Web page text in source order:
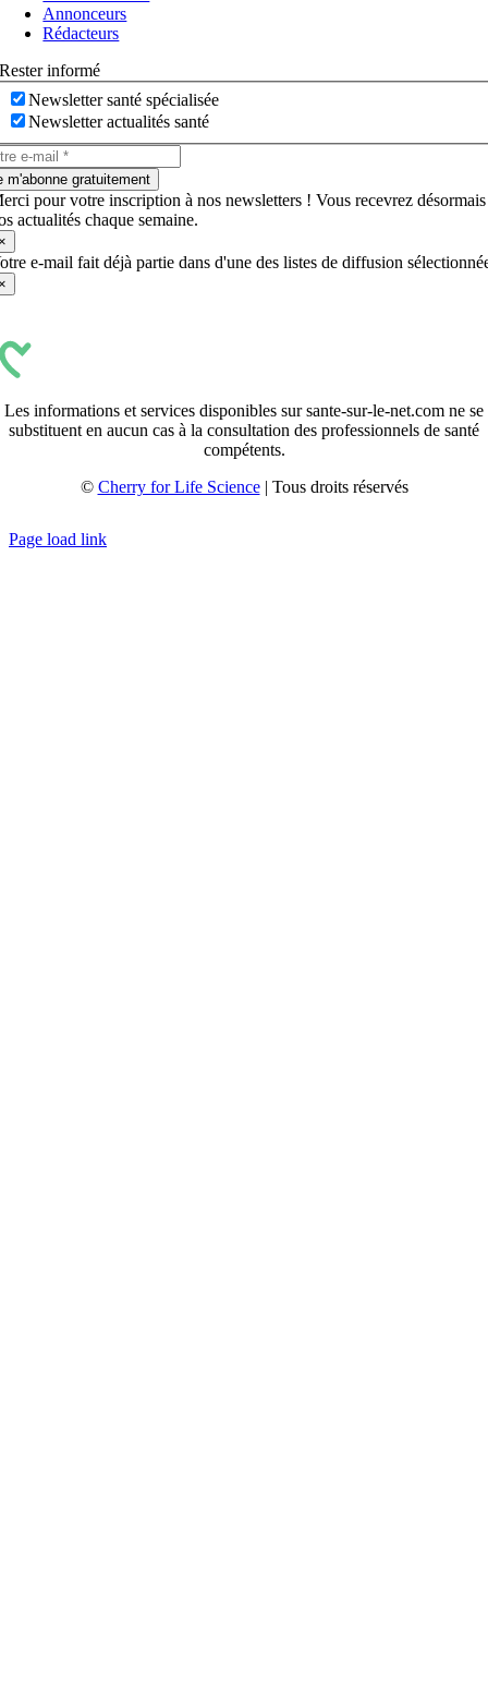
Annonceurs
Rédacteurs
Rester informé
Newsletter santé spécialisée
Newsletter actualités santé
m'abonne gratuitement
pour votre inscription à nos newsletters ! Vous recevrez désormais
actualités chaque semaine.
e-mail fait déjà partie dans d'une des listes de diffusion
Les informations et services disponibles sur sante-sur-le-net.com ne se
substituent en aucun cas à la consultation des professionnels de santé
compétents.
© Cherry for Life Science| Tous droits réservés
Page load link